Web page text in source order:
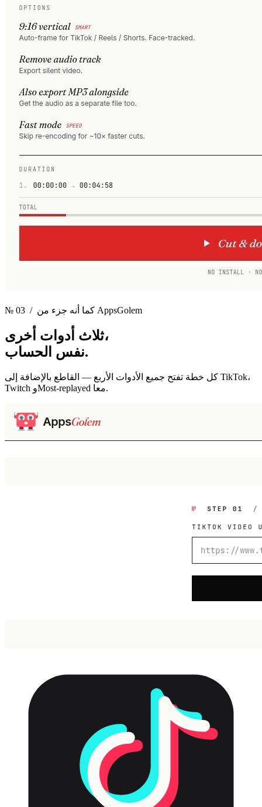
№ 03 / كما أنه جزء من AppsGolem
ثلاث أدوات أخرى،
نفس الحساب.
كل خطة تفتح جميع الأدوات الأربع — القاطع بالإضافة إلى TikTok،
Twitch وMost-replayed معا.